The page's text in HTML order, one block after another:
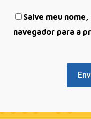
Salve meu
navegador para a